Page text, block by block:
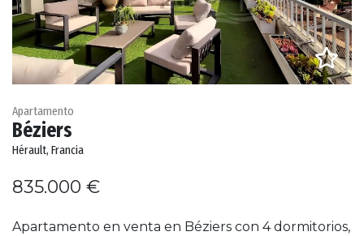
Apartamento
Béziers
Hérault, Francia
835.000 €
Apartamento en venta en Béziers con 4 dormitorios,